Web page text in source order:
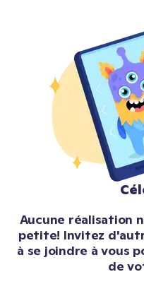
Aucune réalisation
petite! Invitez
à se joindre à vous
de